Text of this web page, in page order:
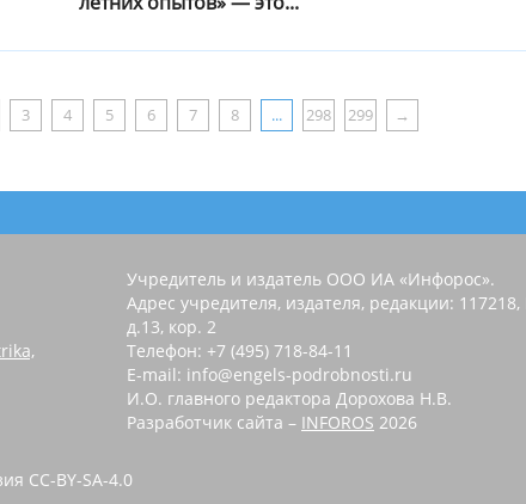
3 4 5 6 7 8 ... 298 299
Учредитель и издатель ООО ИА «Инфорос».
Адрес учредителя, издателя, редакции:
д.13, кор. 2
Телефон: +7 (495) 718-84-11
E-mail: info@engels-podrobnosti.ru
И.О. главного редактора Дорохова Н.В.
Разработчик сайта – INFOROS 2026
CC-BY-SA-4.0